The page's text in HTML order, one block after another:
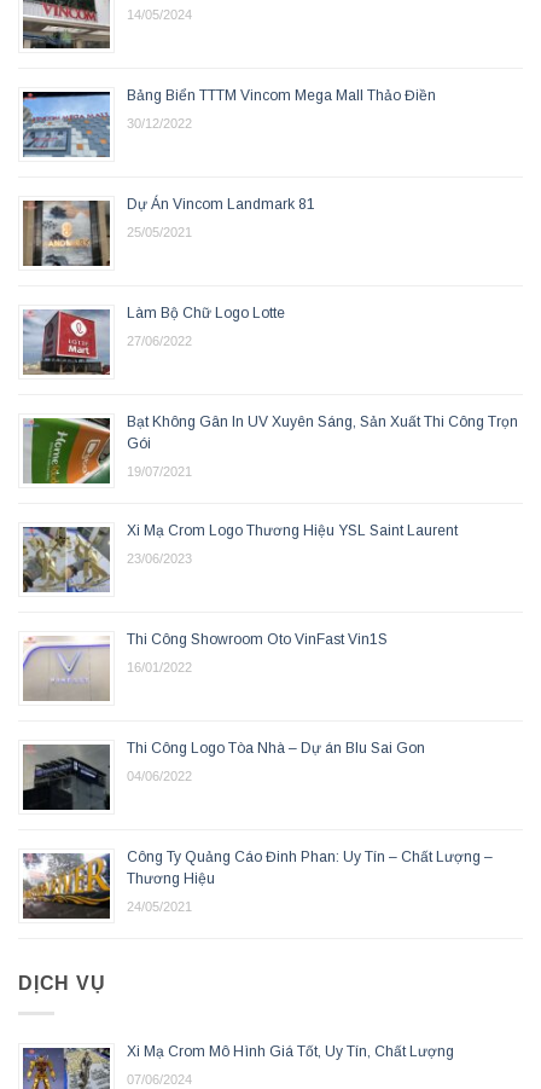
14/05/2024
Bảng Biển TTTM Vincom Mega Mall Thảo Điền
30/12/2022
Dự Án Vincom Landmark 81
25/05/2021
Làm Bộ Chữ Logo Lotte
27/06/2022
Bạt Không Gân In UV Xuyên Sáng, Sản Xuất Thi Công Trọn
Gói
19/07/2021
Xi Mạ Crom Logo Thương Hiệu YSL Saint Laurent
23/06/2023
Thi Công Showroom Oto VinFast Vin1S
16/01/2022
Thi Công Logo Tòa Nhà – Dự án Blu Sai Gon
04/06/2022
Công Ty Quảng Cáo Đinh Phan: Uy Tín – Chất Lượng –
Thương Hiệu
24/05/2021
DỊCH VỤ
Xi Mạ Crom Mô Hình Giá Tốt, Uy Tín, Chất Lượng
07/06/2024